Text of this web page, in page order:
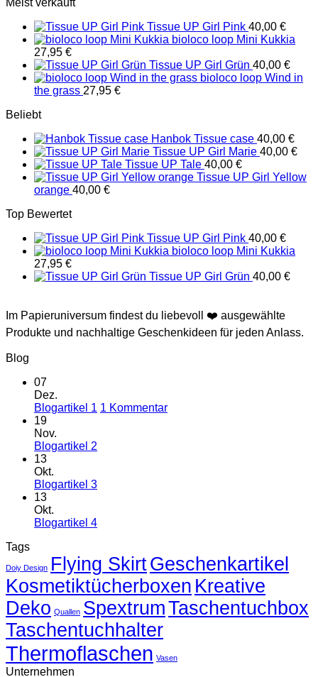
Meist verkauft
Tissue UP Girl Pink 40,00 €
bioloco loop Mini Kukkia
27,95 €
Tissue UP Girl Grün 40,00 €
bioloco loop Wind in
the grass 27,95 €
Beliebt
Hanbok Tissue case 40,00 €
Tissue UP Girl Marie 40,00 €
Tissue UP Tale 40,00 €
Tissue UP Girl Yellow
orange 40,00 €
Top Bewertet
Tissue UP Girl Pink 40,00 €
bioloco loop Mini Kukkia
27,95 €
Tissue UP Girl Grün 40,00 €
Im Papieruniversum findest du liebevoll ❤️ ausgewählte
Produkte und nachhaltige Geschenkideen für jeden Anlass.
Blog
07
Dez.
Blogartikel 1 1 Kommentarzu
19
Nov.
Blogartikel 2
Blogartikel
13
Okt.
Blogartikel 3Keine
Blogartikel
13
Okt.
Blogartikel 4Keine
Blogartikel
4
Tags
Doiy Design Flying SkirtGeschenkartikel
Kosmetiktücherboxen Kreative
Deko Quallen SpextrumTaschentuchbox
Taschentuchhalter
Thermoflaschen Vasen
Unternehmen